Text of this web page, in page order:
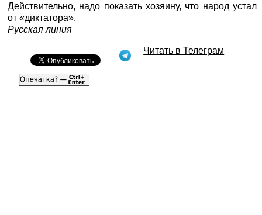
Действительно, надо показать хозяину, что народ устал
от «диктатора».
Русская линия
Читать в Телеграм